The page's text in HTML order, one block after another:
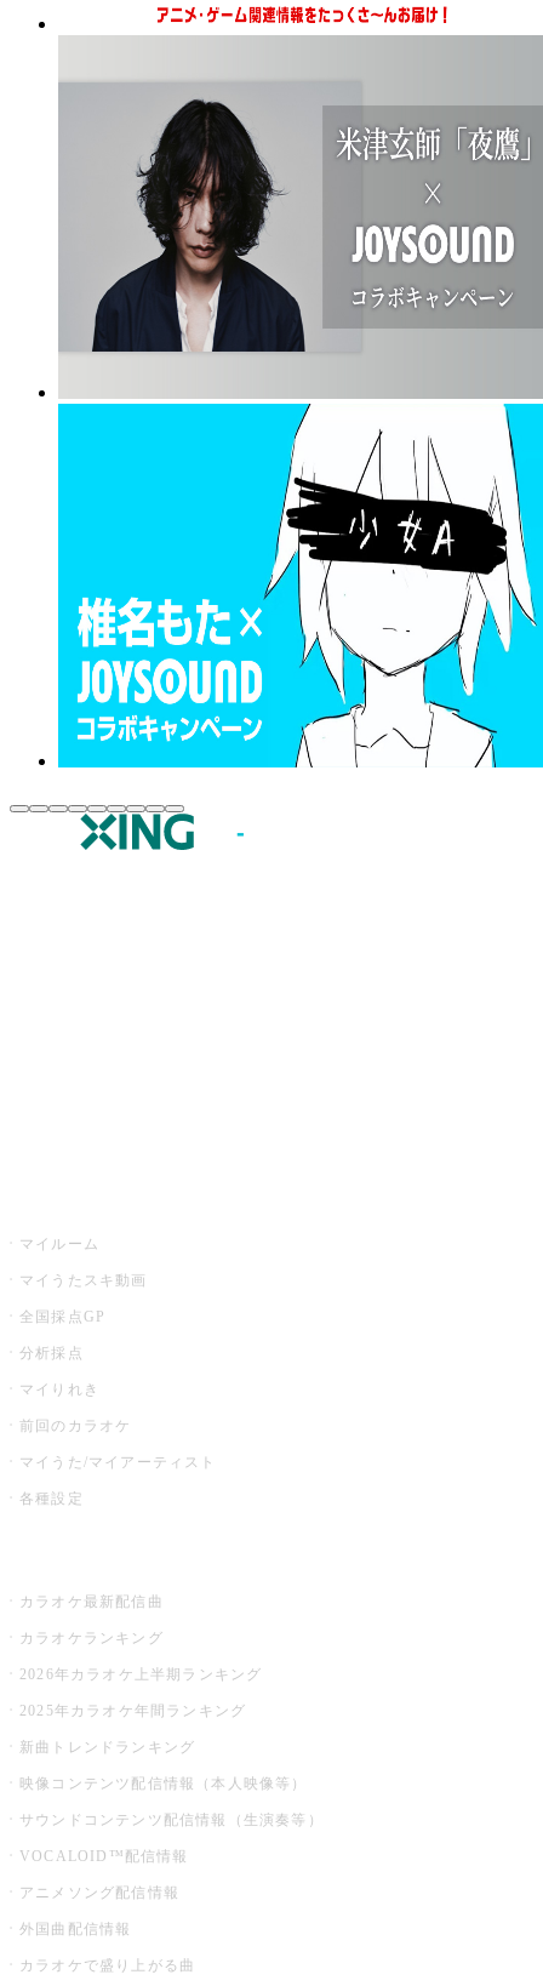
マイルーム
マイうたスキ動画
全国採点GP
分析採点
マイりれき
前回のカラオケ
マイうた/マイアーティスト
各種設定
カラオケ最新配信曲
カラオケランキング
2026年カラオケ上半期ランキング
2025年カラオケ年間ランキング
新曲トレンドランキング
映像コンテンツ配信情報（本人映像等）
サウンドコンテンツ配信情報（生演奏等）
VOCALOID™配信情報
アニメソング配信情報
外国曲配信情報
カラオケで盛り上がる曲